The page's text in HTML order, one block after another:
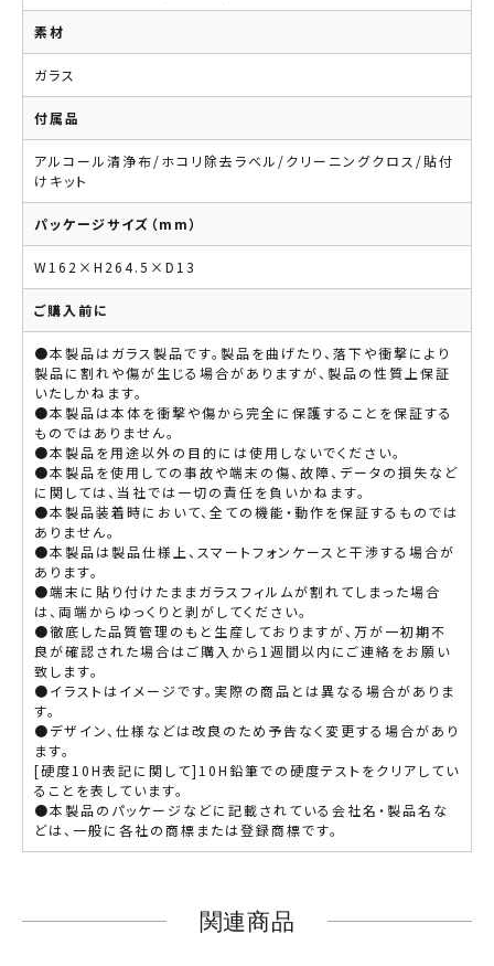
素材
ガラス
付属品
アルコール清浄布/ホコリ除去ラベル/クリーニングクロス/貼付
けキット
パッケージサイズ（mm）
W162×H264.5×D13
ご購入前に
●本製品はガラス製品です。製品を曲げたり、落下や衝撃により
製品に割れや傷が生じる場合がありますが、製品の性質上保証
いたしかねます。
●本製品は本体を衝撃や傷から完全に保護することを保証する
ものではありません。
●本製品を用途以外の目的には使用しないでください。
●本製品を使用しての事故や端末の傷、故障、データの損失など
に関しては、当社では一切の責任を負いかねます。
●本製品装着時において、全ての機能・動作を保証するものでは
ありません。
●本製品は製品仕様上、スマートフォンケースと干渉する場合が
あります。
●端末に貼り付けたままガラスフィルムが割れてしまった場合
は、両端からゆっくりと剥がしてください。
●徹底した品質管理のもと生産しておりますが、万が一初期不
良が確認された場合はご購入から1週間以内にご連絡をお願い
致します。
●イラストはイメージです。実際の商品とは異なる場合がありま
す。
●デザイン、仕様などは改良のため予告なく変更する場合があり
ます。
[硬度10H表記に関して]10H鉛筆での硬度テストをクリアしてい
ることを表しています。
●本製品のパッケージなどに記載されている会社名・製品名な
どは、一般に各社の商標または登録商標です。
関連商品